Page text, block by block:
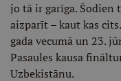
jo tā ir garīga. Šodien
aizparīt – kaut kas
gada vecumā un 23.
Pasaules kausa
Uzbekistānu.